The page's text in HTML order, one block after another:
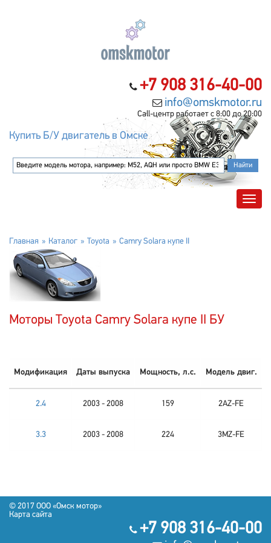
+7 908 316-40-00
info@omskmotor.ru
Call-центр работает с 8:00 до 20:00
Купить Б/У двигатель в Омске
Главная Каталог Toyota Camry Solara купе II
Моторы Toyota Camry Solara купе II БУ
Модификация Даты выпуска Мощность, л.с. Модель двиг.
2.4 2003 - 2008 159 2AZ-FE
3.3 2003 - 2008 224 3MZ-FE
© 2017 OOO «Омск мотор»
Карта сайта
+7 908 316-40-00